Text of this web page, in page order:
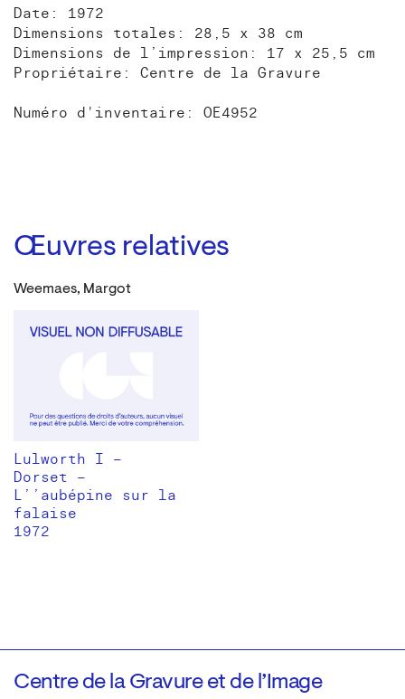
Date: 1972
Dimensions totales: 28,5 x 38 cm
Dimensions de l’impression: 17 x 25,5 cm
Propriétaire: Centre de la Gravure
Numéro d'inventaire: OE4952
Œuvres relatives
Weemaes, Margot
Lulworth I –
Dorset –
L’’aubépine sur la
falaise
1972
Centre de la Gravure et de l’Image